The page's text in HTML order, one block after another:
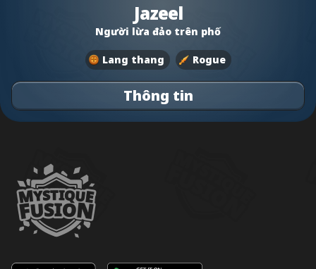
Jazeel
Người lừa đảo trên phố
Lang thang Rogue
Thông tin